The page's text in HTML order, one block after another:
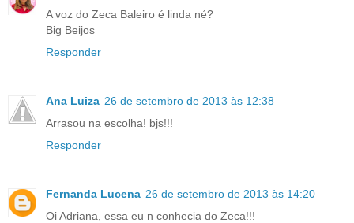
A voz do Zeca Baleiro é linda né?
Big Beijos
Responder
Ana Luiza 26 de setembro de 2013 às 12:38
Arrasou na escolha! bjs!!!
Responder
Fernanda Lucena 26 de setembro de 2013 às 14:20
Oi Adriana, essa eu n conhecia do Zeca!!!